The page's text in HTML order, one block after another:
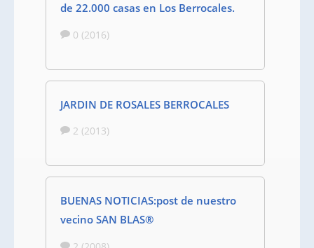
de 22.000 casas en Los Berrocales.
0 (2016)
JARDIN DE ROSALES BERROCALES
2 (2013)
BUENAS NOTICIAS:post de nuestro
vecino SAN BLAS®